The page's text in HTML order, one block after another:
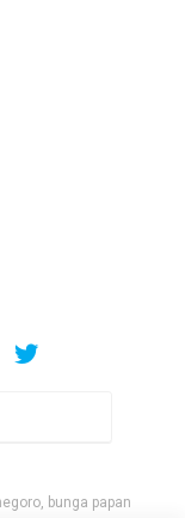
bunga papan